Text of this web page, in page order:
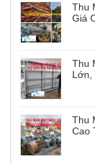
Thu
Giá
Thu
Lớn,
Thu
Cao